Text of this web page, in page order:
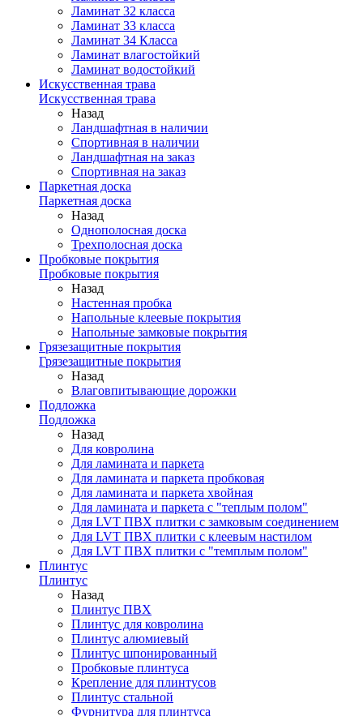
Ламинат 32 класса
Ламинат 33 класса
Ламинат 34 Класса
Ламинат влагостойкий
Ламинат водостойкий
Искусственная трава
Искусственная трава
Назад
Ландшафтная в наличии
Спортивная в наличии
Ландшафтная на заказ
Спортивная на заказ
Паркетная доска
Паркетная доска
Назад
Однополосная доска
Трехполосная доска
Пробковые покрытия
Пробковые покрытия
Назад
Настенная пробка
Напольные клеевые покрытия
Напольные замковые покрытия
Грязезащитные покрытия
Грязезащитные покрытия
Назад
Влаговпитывающие дорожки
Подложка
Подложка
Назад
Для ковролина
Для ламината и паркета
Для ламината и паркета пробковая
Для ламината и паркета хвойная
Для ламината и паркета с "теплым полом"
Для LVT ПВХ плитки с замковым соединением
Для LVT ПВХ плитки с клеевым настилом
Для LVT ПВХ плитки с "темплым полом"
Плинтус
Плинтус
Назад
Плинтус ПВХ
Плинтус для ковролина
Плинтус алюмиевый
Плинтус шпонированный
Пробковые плинтуса
Крепление для плинтусов
Плинтус стальной
Фурнитура для плинтуса